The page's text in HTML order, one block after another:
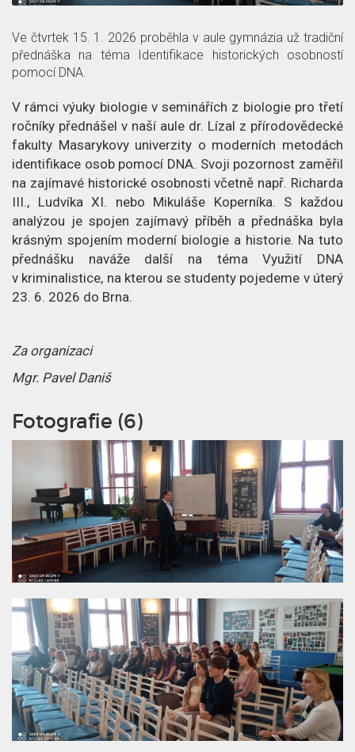
p
ě
t
l
á
n
e
k
c
e
o
č
l
á
n
k
Ve čtvrtek 15. 1. 2026 proběhla v aule gymnázia už tradiční
přednáška na téma Identifikace historických osobností
pomocí DNA.
V rámci výuky biologie v seminářích z biologie pro třetí
ročníky přednášel v naší aule dr. Lízal z přírodovědecké
fakulty Masarykovy univerzity o moderních metodách
identifikace osob pomocí DNA. Svoji pozornost zaměřil
na zajímavé historické osobnosti včetně např. Richarda
III., Ludvíka XI. nebo Mikuláše Koperníka. S každou
analýzou je spojen zajímavý příběh a přednáška byla
krásným spojením moderní biologie a historie. Na tuto
přednášku naváže další na téma Využití DNA
v kriminalistice, na kterou se studenty pojedeme v úterý
23. 6. 2026 do Brna.
Za organizaci
Mgr. Pavel Daniš
Fotografie (6)